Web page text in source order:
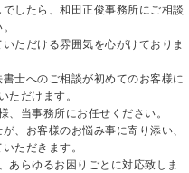
したら、和田正俊事務所にご相談
ただける雰囲気を心がけておりま
士へのご相談が初めてのお客様に
ただけます。
当事務所にお任せください。
、お客様のお悩み事に寄り添い、
ただきます。
あらゆるお困りごとに対応致しま